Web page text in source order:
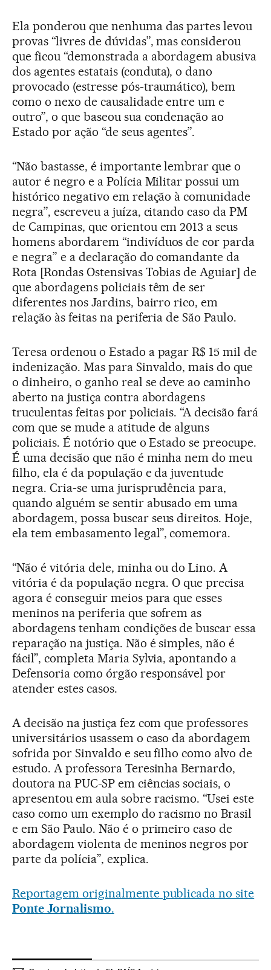
Ela ponderou que nenhuma das partes levou
provas “livres de dúvidas”, mas considerou
que ficou “demonstrada a abordagem abusiva
dos agentes estatais (conduta), o dano
provocado (estresse pós-traumático), bem
como o nexo de causalidade entre um e
outro”, o que baseou sua condenação ao
Estado por ação “de seus agentes”.
“Não bastasse, é importante lembrar que o
autor é negro e a Polícia Militar possui um
histórico negativo em relação à comunidade
negra”, escreveu a juíza, citando caso da PM
de Campinas, que orientou em 2013 a seus
homens abordarem “indivíduos de cor parda
e negra” e a declaração do comandante da
Rota [Rondas Ostensivas Tobias de Aguiar] de
que abordagens policiais têm de ser
diferentes nos Jardins, bairro rico, em
relação às feitas na periferia de São Paulo.
Teresa ordenou o Estado a pagar R$ 15 mil de
indenização. Mas para Sinvaldo, mais do que
o dinheiro, o ganho real se deve ao caminho
aberto na justiça contra abordagens
truculentas feitas por policiais. “A decisão fará
com que se mude a atitude de alguns
policiais. É notório que o Estado se preocupe.
É uma decisão que não é minha nem do meu
filho, ela é da população e da juventude
negra. Cria-se uma jurisprudência para,
quando alguém se sentir abusado em uma
abordagem, possa buscar seus direitos. Hoje,
ela tem embasamento legal”, comemora.
“Não é vitória dele, minha ou do Lino. A
vitória é da população negra. O que precisa
agora é conseguir meios para que esses
meninos na periferia que sofrem as
abordagens tenham condições de buscar essa
reparação na justiça. Não é simples, não é
fácil”, completa Maria Sylvia, apontando a
Defensoria como órgão responsável por
atender estes casos.
A decisão na justiça fez com que professores
universitários usassem o caso da abordagem
sofrida por Sinvaldo e seu filho como alvo de
estudo. A professora Teresinha Bernardo,
doutora na PUC-SP em ciências sociais, o
apresentou em aula sobre racismo. “Usei este
caso como um exemplo do racismo no Brasil
e em São Paulo. Não é o primeiro caso de
abordagem violenta de meninos negros por
parte da polícia”, explica.
Reportagem originalmente publicada no site
Ponte Jornalismo.